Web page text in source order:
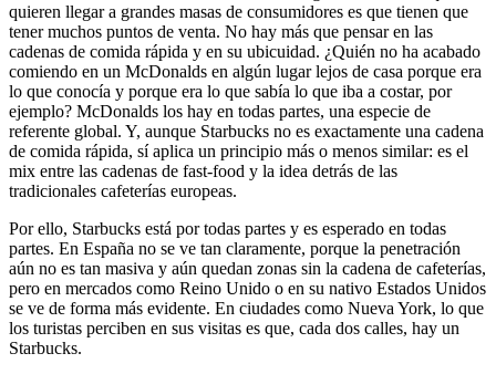
quieren llegar a grandes masas de consumidores es que tienen que
tener muchos puntos de venta. No hay más que pensar en las
cadenas de comida rápida y en su ubicuidad. ¿Quién no ha acabado
comiendo en un McDonalds en algún lugar lejos de casa porque era
lo que conocía y porque era lo que sabía lo que iba a costar, por
ejemplo? McDonalds los hay en todas partes, una especie de
referente global. Y, aunque Starbucks no es exactamente una cadena
de comida rápida, sí aplica un principio más o menos similar: es el
mix entre las cadenas de fast-food y la idea detrás de las
tradicionales cafeterías europeas.
Por ello, Starbucks está por todas partes y es esperado en todas
partes. En España no se ve tan claramente, porque la penetración
aún no es tan masiva y aún quedan zonas sin la cadena de cafeterías,
pero en mercados como Reino Unido o en su nativo Estados Unidos
se ve de forma más evidente. En ciudades como Nueva York, lo que
los turistas perciben en sus visitas es que, cada dos calles, hay un
Starbucks.